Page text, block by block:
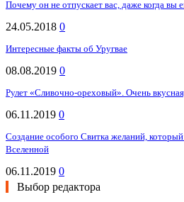
Почему он не отпускает вас, даже когда вы
24.05.2018 0
Интересные факты об Уругвае
08.08.2019 0
Рулет «Сливочно-ореховый». Очень
06.11.2019 0
Создание особого Свитка желаний,
Вселенной
06.11.2019 0
Выбор редактора